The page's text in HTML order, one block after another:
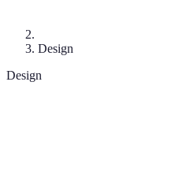
Design
Design